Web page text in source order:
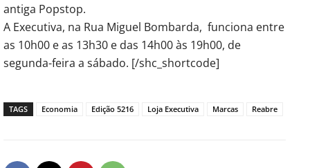
antiga Popstop.
A Executiva, na Rua Miguel Bombarda, funciona entre
as 10h00 e as 13h30 e das 14h00 às 19h00, de
segunda-feira a sábado. [/shc_shortcode]
TAGS Economia Edição 5216 Loja Executiva Marcas Reabre